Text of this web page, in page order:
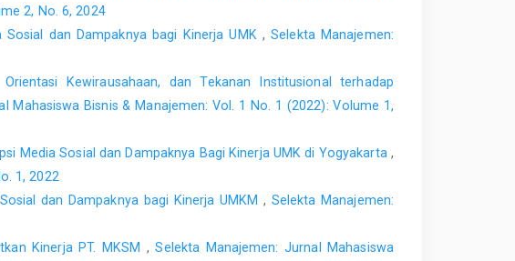
26.
'Mapping the Impact of Social Media for Innovation: The Role of
terhadap Pemanfaatan Media Sosial dan Dampak Sosial
Organisasi dan Lingkungan dalam Adopsi Media Sosial dan
Selekta Manajemen: Jurnal Mahasiswa Bisnis & Manajemen, 1(1), pp.
Pada Perkembangan UMKM', Jurnal Riset Manajemen dan Akuntansi ,
2, No. 6, 2024
dan Dampaknya bagi Kinerja UMK ,Selekta Manajemen:
Orientasi Kewirausahaan, dan Tekanan Institusional terhadap
Mahasiswa Bisnis & Manajemen: Vol. 1 No. 1 (2022): Volume 1,
Media Sosial dan Dampaknya Bagi Kinerja UMK di Yogyakarta ,
1, 2022
dan Dampaknya bagi Kinerja UMKM , Selekta Manajemen:
Kinerja PT. MKSM ,Selekta Manajemen: Jurnal Mahasiswa